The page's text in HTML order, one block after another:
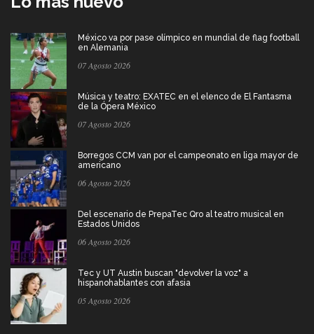
México va por pase olímpico en mundial de flag football
en Alemania
07 Agosto 2026
Música y teatro: EXATEC en el elenco de El Fantasma
de la Ópera México
07 Agosto 2026
Borregos CCM van por el campeonato en liga mayor de
americano
06 Agosto 2026
Del escenario de PrepaTec Qro al teatro musical en
Estados Unidos
06 Agosto 2026
Tec y UT Austin buscan "devolver la voz" a
hispanohablantes con afasia
05 Agosto 2026